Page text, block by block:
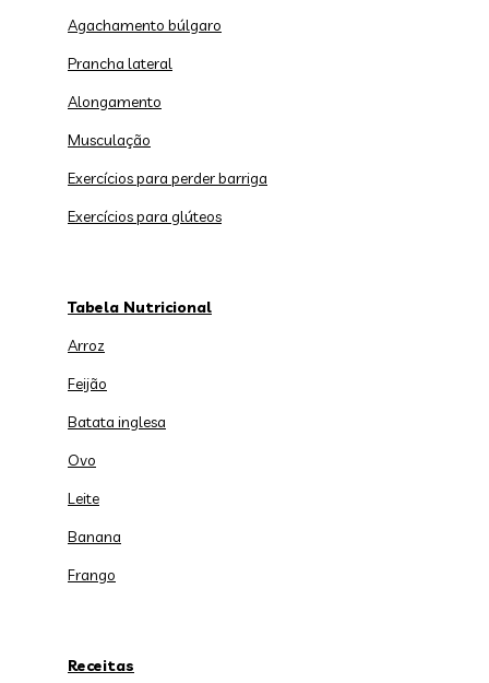
Agachamento búlgaro
Prancha lateral
Alongamento
Musculação
Exercícios para perder barriga
Exercícios para glúteos
Tabela Nutricional
Arroz
Feijão
Batata inglesa
Ovo
Leite
Banana
Frango
Receitas